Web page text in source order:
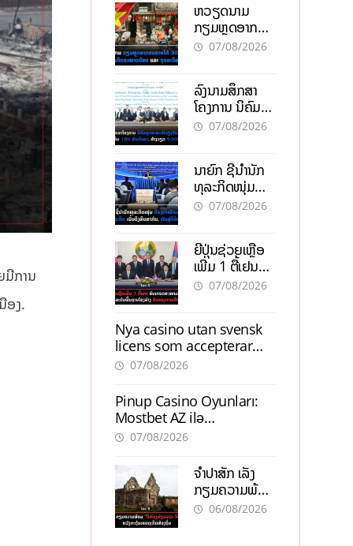
ມີການ
ອງ.
ຫວຽດນາມ
ກຽມຫຼຸດອາກອນ
ລາຍໄດ້ 30%
ແລະ ຈຸນລະ
ວິສາຫະກິດ
07/08/2026
ລົງນາມສຶກສາ
ໂຄງການ ນິຄົມ
ອຸດສາຫະກຳ
150 ລ້ານໂດລາ,
ສ້າງວຽກ 5.000
ຕຳແໜ່ງ
07/08/2026
ນາຍົກ ຊີ້ນຳນັກ
ທຸລະກິດໜຸ່ມ
ຕ້ອງນຳໜ້າແກ້
ສາກົນ, ຫັນສູ່ດິຈິ
ຕອນ
07/08/2026
ຍີ່ປຸ່ນຊ່ວຍເຫຼືອ
ເພີ່ມ 1 ຕື້ເຢນ
ອັບເກຣດ
ເຕີບໂຕ
07/08/2026
Nya casino utan svensk
licens som accepterar
Swish: En jämförelse
07/08/2026
Pinup Casino Oyunları:
Mostbet AZ ilə
Müqayisədə Nə Təqdim
07/08/2026
ຈຳປາສັກ ເລັ່ງ
ກຽມຄວາມພ້ອມ
“ປີທ່ອງທ່ຽວ
06/08/2026